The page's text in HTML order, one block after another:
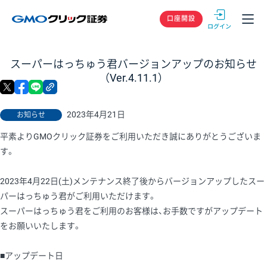
GMOクリック
口座開設
スーパーはっちゅう君バージョンアップのお知らせ
（Ver.4.11.1）
お知らせ 2023年4月21日
X facebook
平素よりGMOクリック証券をご利用いただき誠にありがとうございま
す。
2023年4月22日(土)メンテナンス終了後からバージョンアップしたスー
パーはっちゅう君がご利用いただけます。
スーパーはっちゅう君をご利用のお客様は、お手数ですがアップデート
をお願いいたします。
■アップデート日